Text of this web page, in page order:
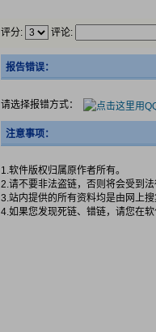
评分: 评论:
报告错误：
请选择报错方式：
注意事项：
1.软件版权归属原作者所有。
2.请不要非法盗链，否则将会受到
3.站内提供的所有资料均是由网上
4.如果您发现死链、错链，请您在